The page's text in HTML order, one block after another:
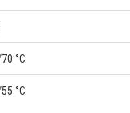
°C
°C